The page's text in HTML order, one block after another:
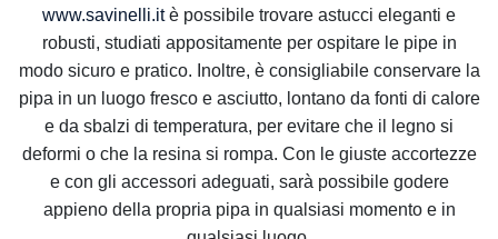
www.savinelli.itè possibile trovare astucci eleganti e
robusti, studiati appositamente per ospitare le pipe in
modo sicuro e pratico. Inoltre, è consigliabile conservare la
pipa in un luogo fresco e asciutto, lontano da fonti di calore
e da sbalzi di temperatura, per evitare che il legno si
deformi o che la resina si rompa. Con le giuste accortezze
e con gli accessori adeguati, sarà possibile godere
appieno della propria pipa in qualsiasi momento e in